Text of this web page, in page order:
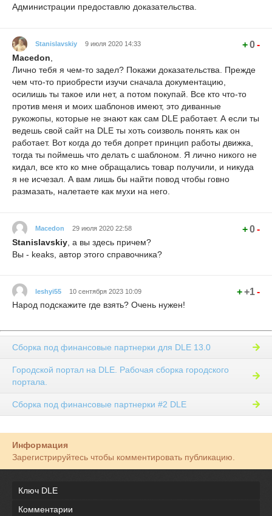
Администрации предоставлю доказательства.
Stanislavskiy 9 июля 2020 14:33 +0-
Macedon
Лично тебя я чем-то задел? Покажи доказательства. Прежде
чем что-то приобрести изучи сначала документацию,
осилишь ты такое или нет, а потом покупай. Все кто что-то
против меня и моих шаблонов имеют, это диванные
рукожопы, которые не знают как сам DLE работает. А если ты
ведешь свой сайт на DLE ты хоть соизволь понять как он
работает. Вот когда до тебя допрет принцип работы движка,
тогда ты поймешь что делать с шаблоном. Я лично никого не
кидал, все кто ко мне обращались товар получили, и никуда
я не исчезал. А вам лишь бы найти повод чтобы говно
размазать, налетаете как мухи на него.
Macedon 29 июля 2020 22:58 +0-
Stanislavskiy , а вы здесь причем?
Вы - keaks, автор этого справочника?
leshyi55 10 сентября 2023 10:09 ++1-
Народ подскажите где взять? Очень нужен!
Сборка под финансовые партнерки для DLE 13.0
Городской портал на DLE. Рабочая сборка городского
портала.
Сборка под финансовые партнерки #2 DLE
Информация
Зарегистрируйтесь чтобы комментировать публикацию.
Ключ DLE
Комментарии